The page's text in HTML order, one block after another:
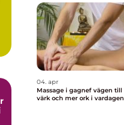
04. apr
Massage i gagnef vägen till mindre
värk och mer ork i vardagen